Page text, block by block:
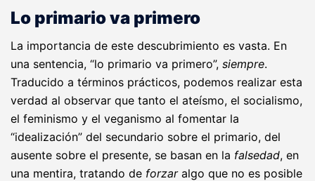
Lo primario va primero
La importancia de este descubrimiento es vasta. En
una sentencia, “lo primario va primero”, siempre.
Traducido a términos prácticos, podemos realizar esta
verdad al observar que tanto el ateísmo, el socialismo,
el feminismo y el veganismo al fomentar la
“idealización” del secundario sobre el primario, del
ausente sobre el presente, se basan en la falsedad, en
una mentira, tratando de forzaralgo que no es posible